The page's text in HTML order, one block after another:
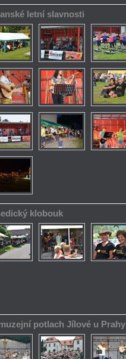
letní slavnosti
klobouk
potlach Jílové u Prahy